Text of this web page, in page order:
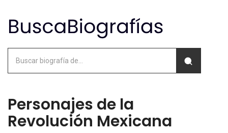
Personajes de la
Revolución Mexicana